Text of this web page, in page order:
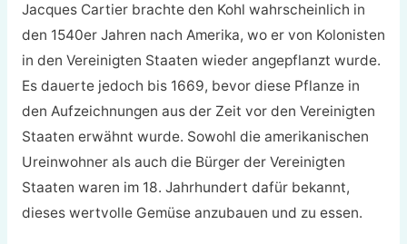
Jacques Cartier brachte den Kohl wahrscheinlich in
den 1540er Jahren nach Amerika, wo er von Kolonisten
in den Vereinigten Staaten wieder angepflanzt wurde.
Es dauerte jedoch bis 1669, bevor diese Pflanze in
den Aufzeichnungen aus der Zeit vor den Vereinigten
Staaten erwähnt wurde. Sowohl die amerikanischen
Ureinwohner als auch die Bürger der Vereinigten
Staaten waren im 18. Jahrhundert dafür bekannt,
dieses wertvolle Gemüse anzubauen und zu essen.